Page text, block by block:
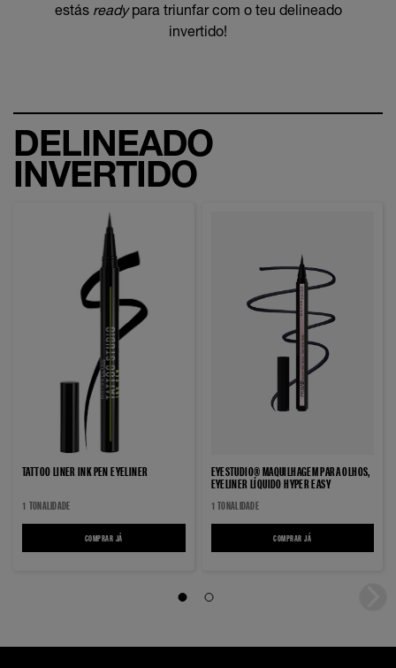
estás readypara triunfar com o teu delineado
invertido!
DELINEADO
INVERTIDO
TATTOO LINER INK PEN EYELINER
1 TONALIDADE
COMPRAR JÁ
EYESTUDIO® MAQUILHAGEM PARA OLHOS,
EYELINER LÍQUIDO HYPER EASY
1 TONALIDADE
COMPRAR JÁ
Cursor 1Cursor 2